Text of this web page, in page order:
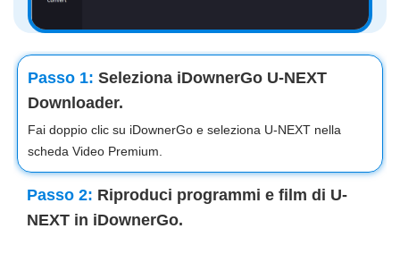
Passo 1: Seleziona iDownerGo U-NEXT
Downloader.
Fai doppio clic su iDownerGo e seleziona U-NEXT nella
scheda Video Premium.
Passo 2: Riproduci programmi e film di U-
NEXT in iDownerGo.